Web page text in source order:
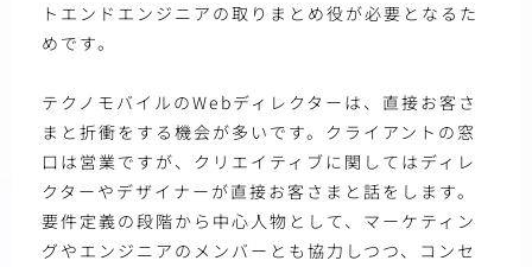
トエンドエンジニアの取りまとめ役が必要となるた
めです。
テクノモバイルのWebディレクターは、直接お客さ
まと折衝をする機会が多いです。クライアントの窓
口は営業ですが、クリエイティブに関してはディレ
クターやデザイナーが直接お客さまと話をします。
要件定義の段階から中心人物として、マーケティン
グやエンジニアのメンバーとも協力しつつ、コンセ